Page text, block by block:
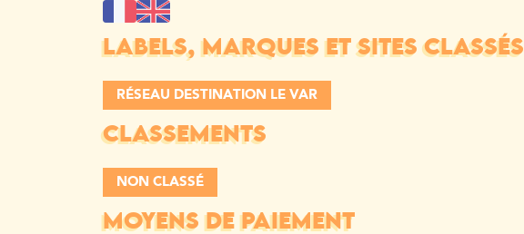
LABELS, MARQUES ET SITES CLASSÉS
RÉSEAU DESTINATION LE VAR
CLASSEMENTS
NON CLASSÉ
MOYENS DE PAIEMENT